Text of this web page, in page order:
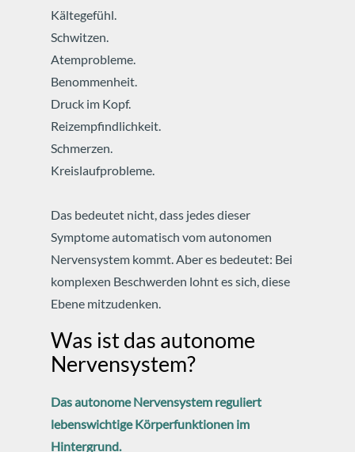
Kältegefühl.
Schwitzen.
Atemprobleme.
Benommenheit.
Druck im Kopf.
Reizempfindlichkeit.
Schmerzen.
Kreislaufprobleme.
Das bedeutet nicht, dass jedes dieser
Symptome automatisch vom autonomen
Nervensystem kommt.Aber es bedeutet: Bei
komplexen Beschwerden lohnt es sich, diese
Ebene mitzudenken.
Was ist das autonome
Nervensystem?
Das autonome Nervensystem reguliert
lebenswichtige Körperfunktionen im
Hintergrund.